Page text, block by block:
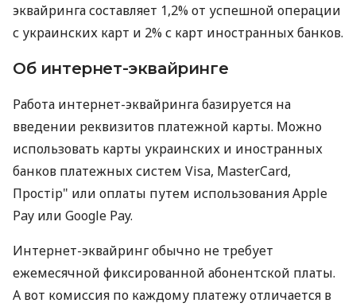
эквайринга составляет 1,2% от успешной операции
с украинских карт и 2% с карт иностранных банков.
Об интернет-эквайринге
Работа интернет-эквайринга базируется на
введении реквизитов платежной карты. Можно
использовать карты украинских и иностранных
банков платежных систем Visa, MasterCard,
Простір" или оплаты путем использования Apple
Pay или Google Pay.
Интернет-эквайринг обычно не требует
ежемесячной фиксированной абонентской платы.
А вот комиссия по каждому платежу отличается в